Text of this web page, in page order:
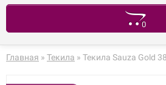
0
В корзине
Главная » Текила » Текила Sauza Gold